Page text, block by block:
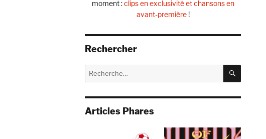
moment :clips en exclusivité et chansons en
avant-première!
Rechercher
Recherche
pour :
Articles Phares